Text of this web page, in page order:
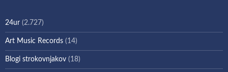
24ur (2.727)
Art Music Records (14)
Blogi strokovnjakov (18)